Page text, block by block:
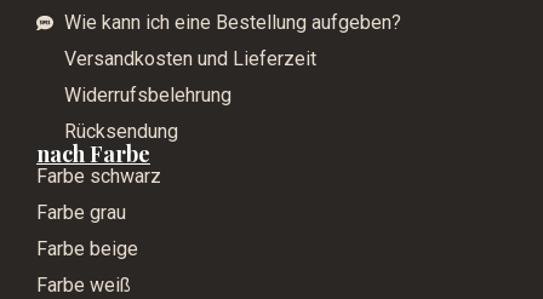
Wie kann ich eine Bestellung aufgeben?
Versandkosten und Lieferzeit
Widerrufsbelehrung
Rücksendung
nach Farbe
Farbe schwarz
Farbe grau
Farbe beige
Farbe weiß